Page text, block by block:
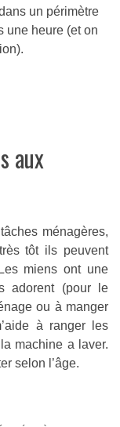
un périmètre
une heure (et on
aux
ménagères,
tôt ils peuvent
miens ont une
adorent (pour le
ou à manger
à ranger les
machine a laver.
selon l’âge.